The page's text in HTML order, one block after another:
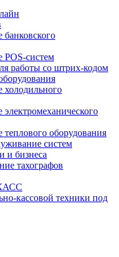
POS-систем
работы со штрих-кодом
холодильного
оборудования
систем
и бизнеса
тахографов
кассовой техники под